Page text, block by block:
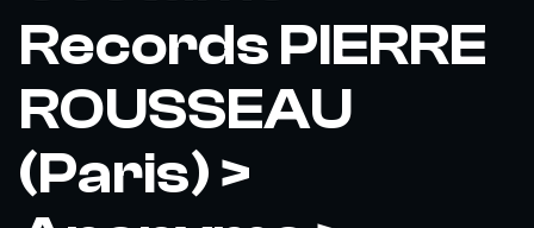
Records PIERRE
ROUSSEAU
(Paris) >